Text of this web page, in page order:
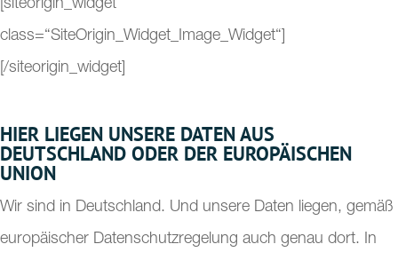
[siteorigin_widget
class=“SiteOrigin_Widget_Image_Widget“]
[/siteorigin_widget]
HIER LIEGEN UNSERE DATEN AUS
DEUTSCHLAND ODER DER EUROPÄISCHEN
UNION
Wir sind in Deutschland. Und unsere Daten liegen, gemäß
europäischer Datenschutzregelung auch genau dort. In